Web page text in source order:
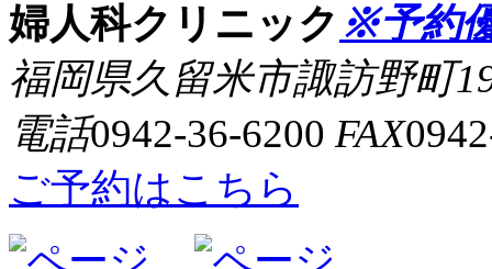
婦人科クリニック ※予約
福岡県久留米市諏訪野町
電話0942-36-6200 FAX
ご予約はこちら